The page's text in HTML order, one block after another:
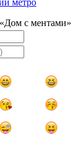
метро
с ментами»